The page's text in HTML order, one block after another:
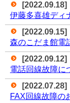
[2022.09.18]
伊藤多喜雄ディ
[2022.09.15]
森のこだま館電
[2022.09.12]
電話回線故障に
[2022.07.28]
FAX回線故障の